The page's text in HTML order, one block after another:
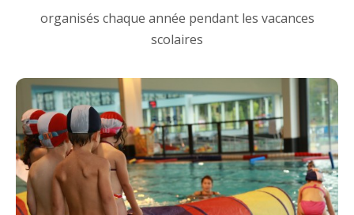
organisés chaque année pendant les vacances
scolaires